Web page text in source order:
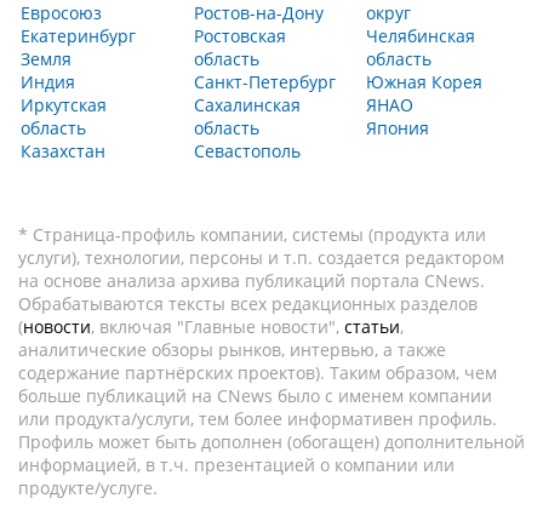
Евросоюз
Екатеринбург
Земля
Индия
Иркутская
область
Казахстан
Ростов-на-Дону
Ростовская
область
Санкт-Петербург
Сахалинская
область
Севастополь
округ
Челябинская
область
Южная Корея
ЯНАО
Япония
* Страница-профиль компании, системы (продукта или
услуги), технологии, персоны и т.п. создается редактором
на основе анализа архива публикаций портала CNews.
Обрабатываются тексты всех редакционных разделов
(новости, включая "Главные новости", статьи,
аналитические обзоры рынков, интервью, а также
содержание партнёрских проектов). Таким образом, чем
больше публикаций на CNews было с именем компании
или продукта/услуги, тем более информативен профиль.
Профиль может быть дополнен (обогащен) дополнительной
информацией, в т.ч. презентацией о компании или
продукте/услуге.